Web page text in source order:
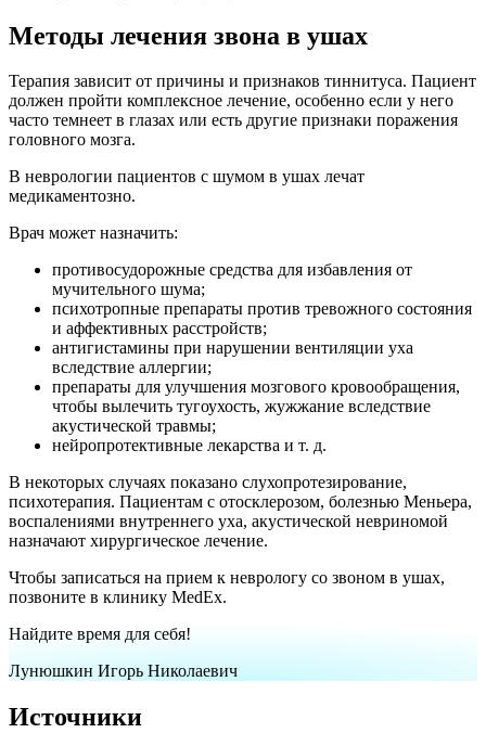
Методы лечения звона в ушах
Терапия зависит от причины и признаков тиннитуса. Пациент
должен пройти комплексное лечение, особенно если у него
часто темнеет в глазах или есть другие признаки поражения
головного мозга.
В неврологии пациентов с шумом в ушах лечат
медикаментозно.
Врач может назначить:
противосудорожные средства для избавления от
мучительного шума;
психотропные препараты против тревожного состояния
и аффективных расстройств;
антигистамины при нарушении вентиляции уха
вследствие аллергии;
препараты для улучшения мозгового кровообращения,
чтобы вылечить тугоухость, жужжание вследствие
акустической травмы;
нейропротективные лекарства и т. д.
В некоторых случаях показано слухопротезирование,
психотерапия. Пациентам с отосклерозом, болезнью Меньера,
воспалениями внутреннего уха, акустической невриномой
назначают хирургическое лечение.
Чтобы записаться на прием к неврологу со звоном в ушах,
позвоните в клинику MedEx.
Найдите время для себя!
Лунюшкин Игорь Николаевич
Источники